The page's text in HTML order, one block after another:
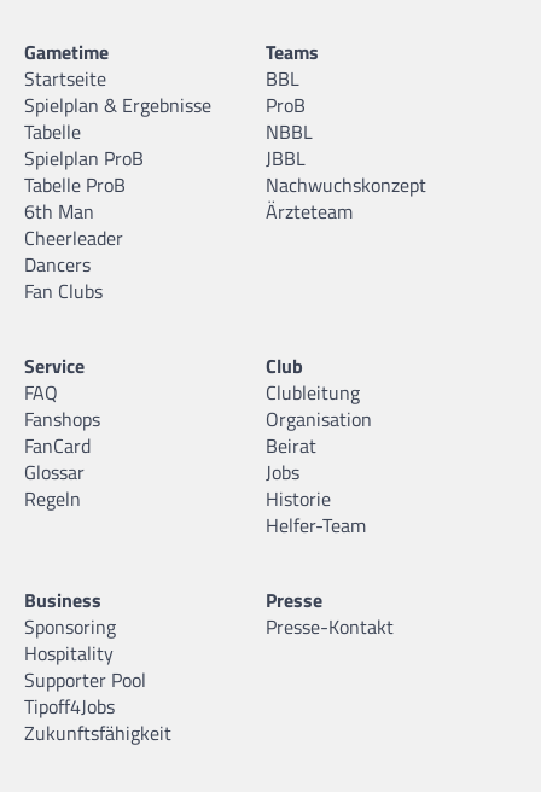
Gametime
Startseite
Spielplan & Ergebnisse
Tabelle
Spielplan ProB
Tabelle ProB
6th Man
Cheerleader
Dancers
Fan Clubs
Teams
BBL
ProB
NBBL
JBBL
Nachwuchskonzept
Ärzteteam
Service
FAQ
Fanshops
FanCard
Glossar
Regeln
Club
Clubleitung
Organisation
Beirat
Jobs
Historie
Helfer-Team
Business
Sponsoring
Hospitality
Supporter Pool
Tipoff4Jobs
Zukunftsfähigkeit
Presse
Presse-Kontakt